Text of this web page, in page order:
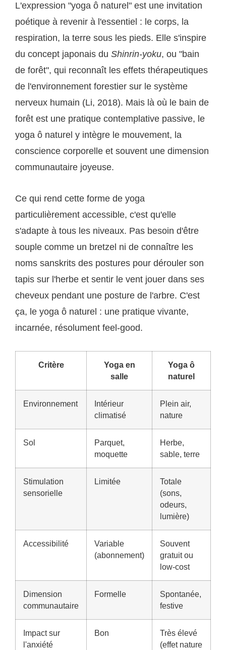
L'expression "yoga ô naturel" est une invitation
poétique à revenir à l'essentiel : le corps, la
respiration, la terre sous les pieds. Elle s'inspire
du concept japonais du Shinrin-yoku, ou "bain
de forêt", qui reconnaît les effets thérapeutiques
de l'environnement forestier sur le système
nerveux humain (Li, 2018). Mais là où le bain de
forêt est une pratique contemplative passive, le
yoga ô naturel y intègre le mouvement, la
conscience corporelle et souvent une dimension
communautaire joyeuse.
Ce qui rend cette forme de yoga
particulièrement accessible, c'est qu'elle
s'adapte à tous les niveaux. Pas besoin d'être
souple comme un bretzel ni de connaître les
noms sanskrits des postures pour dérouler son
tapis sur l'herbe et sentir le vent jouer dans ses
cheveux pendant une posture de l'arbre. C'est
ça, le yoga ô naturel : une pratique vivante,
incarnée, résolument feel-good.
Critère
Yoga en
salle
Yoga ô
naturel
Environnement
Intérieur
climatisé
Plein air,
nature
Sol
Parquet,
moquette
Herbe,
sable, terre
Stimulation
sensorielle
Limitée
Totale
(sons,
odeurs,
lumière)
Accessibilité
Variable
(abonnement)
Souvent
gratuit ou
low-cost
Dimension
communautaire
Formelle
Spontanée,
festive
Impact sur
l'anxiété
Bon
Très élevé
(effet nature